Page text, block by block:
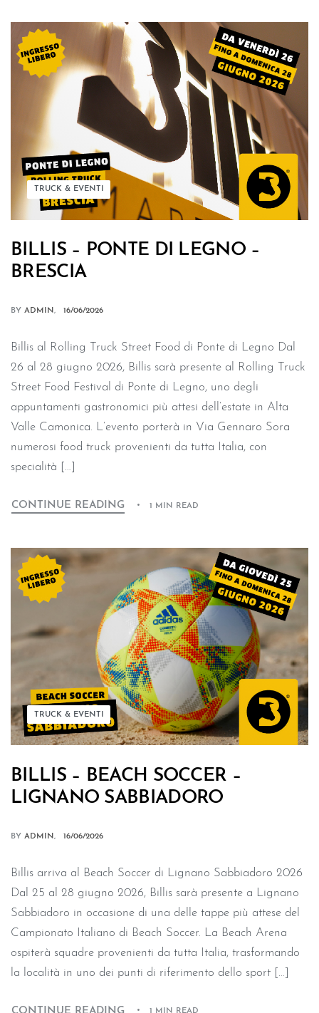
TRUCK & EVENTI
BILLIS – PONTE DI LEGNO –
BRESCIA
BY ADMIN 16/06/2026
Billis al Rolling Truck Street Food di Ponte di Legno Dal
26 al 28 giugno 2026, Billis sarà presente al Rolling Truck
Street Food Festival di Ponte di Legno, uno degli
appuntamenti gastronomici più attesi dell’estate in Alta
Valle Camonica. L’evento porterà in Via Gennaro Sora
numerosi food truck provenienti da tutta Italia, con
specialità […]
CONTINUE READING 1 MIN READ
TRUCK & EVENTI
BILLIS – BEACH SOCCER –
LIGNANO SABBIADORO
BY ADMIN 16/06/2026
Billis arriva al Beach Soccer di Lignano Sabbiadoro 2026
Dal 25 al 28 giugno 2026, Billis sarà presente a Lignano
Sabbiadoro in occasione di una delle tappe più attese del
Campionato Italiano di Beach Soccer. La Beach Arena
ospiterà squadre provenienti da tutta Italia, trasformando
la località in uno dei punti di riferimento dello sport […]
1 MIN READ